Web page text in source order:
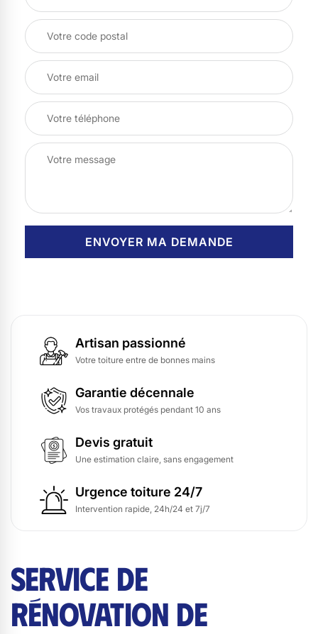
Artisan passionné
Votre toiture entre de bonnes mains
Garantie décennale
Vos travaux protégés pendant 10 ans
Devis gratuit
Une estimation claire, sans engagement
Urgence toiture 24/7
Intervention rapide, 24h/24 et 7j/7
SERVICE DE
RÉNOVATION DE